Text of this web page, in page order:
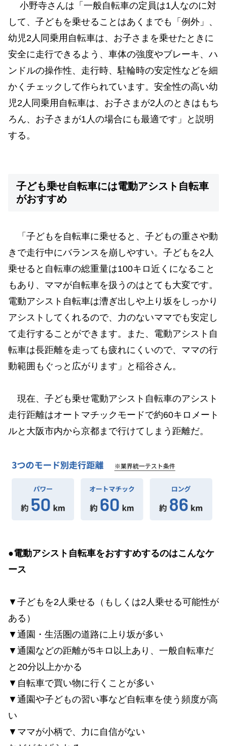
小野寺さんは「一般自転車の定員は1人なのに対
して、子どもを乗せることはあくまでも「例外」、
幼児2人同乗用自転車は、お子さまを乗せたときに
安全に走行できるよう、車体の強度やブレーキ、ハ
ンドルの操作性、走行時、駐輪時の安定性などを細
かくチェックして作られています。安全性の高い幼
児2人同乗用自転車は、お子さまが2人のときはもち
ろん、お子さまが1人の場合にも最適です」と説明
する。
子ども乗せ自転車には電動アシスト自転車
がおすすめ
「子どもを自転車に乗せると、子どもの重さや動
きで走行中にバランスを崩しやすい。子どもを2人
乗せると自転車の総重量は100キロ近くになること
もあり、ママが自転車を扱うのはとても大変です。
電動アシスト自転車は漕ぎ出しや上り坂をしっかり
アシストしてくれるので、力のないママでも安定し
て走行することができます。また、電動アシスト自
転車は長距離を走っても疲れにくいので、ママの行
動範囲もぐっと広がります」と稲谷さん。
現在、子ども乗せ電動アシスト自転車のアシスト
走行距離はオートマチックモードで約60キロメート
ルと大阪市内から京都まで行けてしまう距離だ。
●電動アシスト自転車をおすすめするのはこんなケ
ース
▼子どもを2人乗せる（もしくは2人乗せる可能性が
ある）
▼通園・生活圏の道路に上り坂が多い
▼通園などの距離が5キロ以上あり、一般自転車だ
と20分以上かかる
▼自転車で買い物に行くことが多い
▼通園や子どもの習い事など自転車を使う頻度が高
い
▼ママが小柄で、力に自信がない